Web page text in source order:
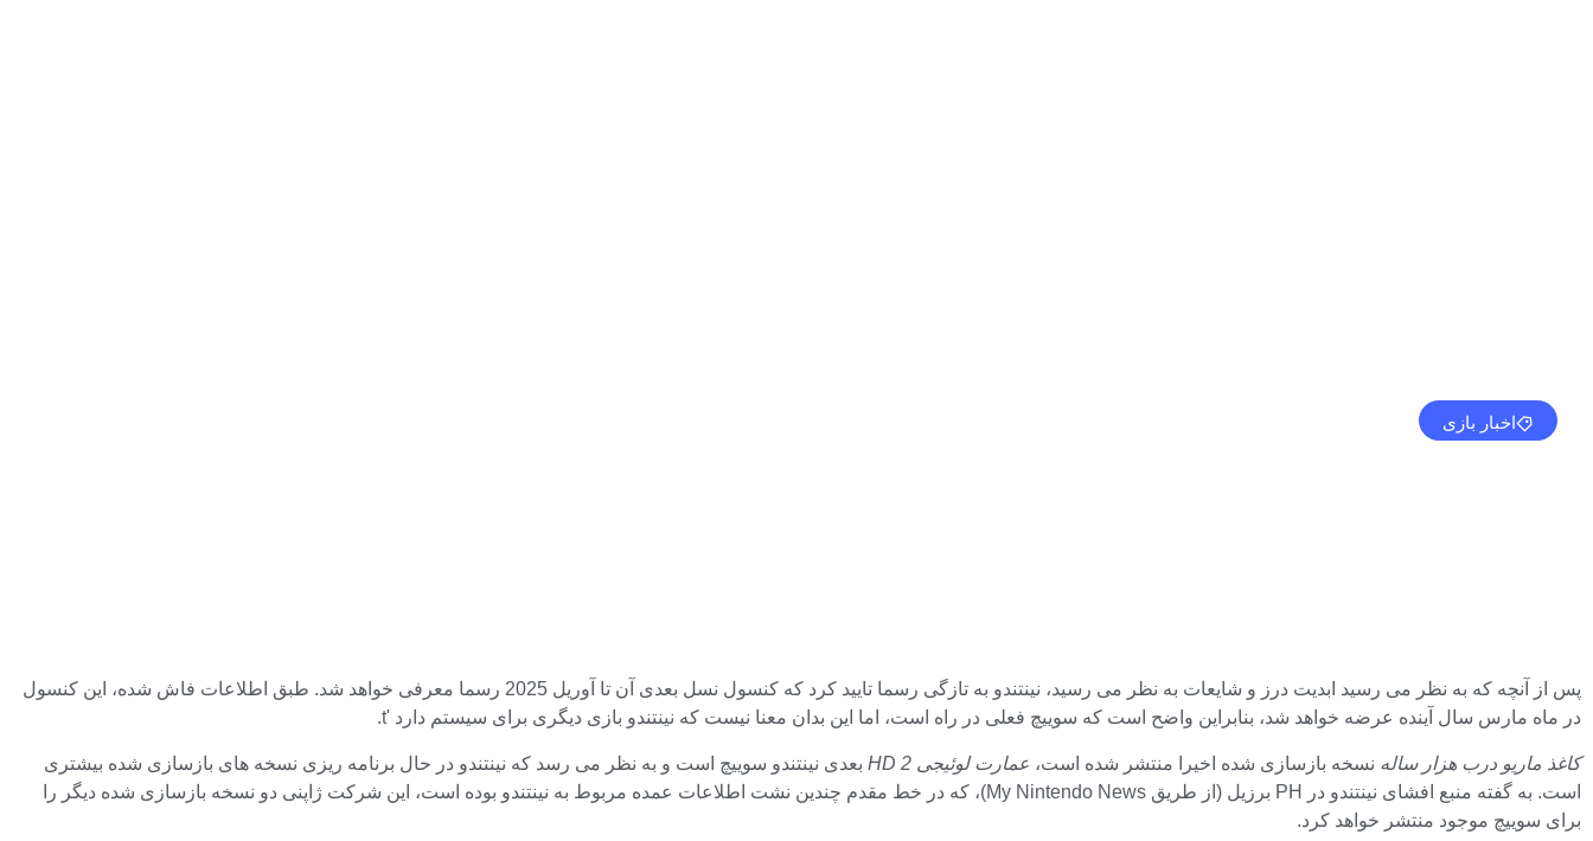
اخبار بازی
پس از آنچه که به نظر می رسید ابدیت درز و شایعات به نظر می رسید، نینتندو به تازگی رسما تایید کرد که کنسول نسل بعدی آن تا آوریل 2025 رسما معرفی خواهد شد. طبق اطلاعات فاش شده، این کنسول
در ماه مارس سال آینده عرضه خواهد شد، بنابراین واضح است که سوییچ فعلی در راه است، اما این بدان معنا نیست که نینتندو بازی دیگری برای سیستم دارد 't.
کاغذ ماریو درب هزار ساله نسخه بازسازی شده اخیرا منتشر شده است، عمارت لوئیجی 2 HD
بعدی نینتندو سوییچ است و به نظر می رسد که نینتندو در حال برنامه ریزی نسخه های بازسازی شده بیشتری
است. به گفته منبع افشای نینتندو در PH برزیل (از طریق My Nintendo News)، که در خط مقدم چندین نشت اطلاعات عمده مربوط به نینتندو بوده است، این شرکت ژاپنی دو نسخه بازسازی شده دیگر را
برای سوییچ موجود منتشر خواهد کرد.